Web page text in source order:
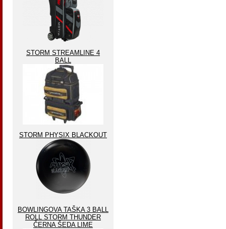
STORM STREAMLINE 4
BALL
STORM PHYSIX BLACKOUT
BOWLINGOVA TAŠKA 3 BALL
ROLL STORM THUNDER
ČERNA ŠEDA LIME